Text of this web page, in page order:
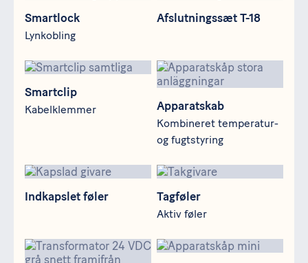
Smartlock
Lynkobling
Afslutningssæt T-18
Smartclip
Kabelklemmer
Smartclip
Apparatskab
Kombineret temperatur-
og fugtstyring
Apparatskab
Indkapslet føler
Indkapslet føler
Tagføler
Aktiv føler
Tagføler
Transformator 24 VDC
Apparatskab Mini